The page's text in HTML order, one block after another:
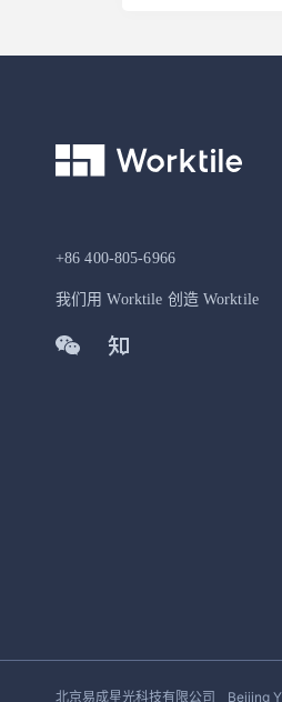
+86 400-805-6966
我们用 Worktile 创造 Worktile
北京易成星光科技有限公司 Beijing